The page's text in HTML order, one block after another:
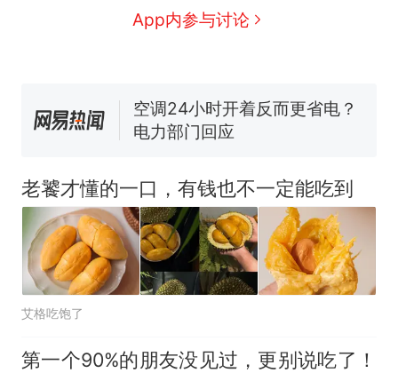
App内参与讨论
了……
视频丨只要一枚命中就能让航
母瘫痪 轰-6J实力有多强？
佛山一中学招聘物理教师，笔
试前13名均遭淘汰？教育局：
核查
全部作废，公平么？
老饕才懂的一口，有钱也不一定能吃到
艾格吃饱了
第一个90%的朋友没见过，更别说吃了！